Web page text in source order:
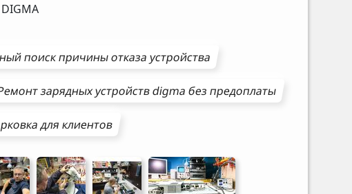
DIGMA
поиск причины отказа устройства
зарядных устройствdigmaбез предоплаты
для клиентов